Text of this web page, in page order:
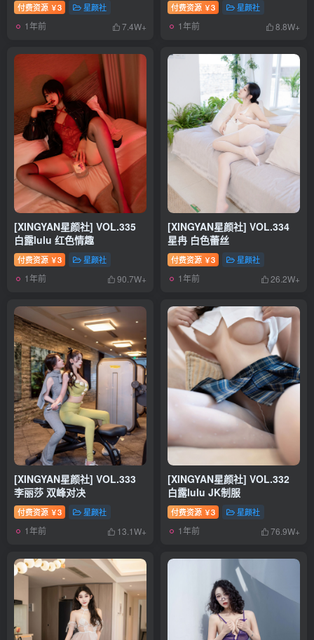
付费资源 ￥3 星颜社
1年前 7.4W+
付费资源 ￥3 星颜社
1年前 8.8W+
[XINGYAN星颜社] VOL.335
白露lulu 红色情趣
付费资源 ￥3 星颜社
1年前 90.7W+
[XINGYAN星颜社] VOL.334
星冉 白色蕾丝
付费资源 ￥3 星颜社
1年前 26.2W+
[XINGYAN星颜社] VOL.333
李丽莎 双峰对决
付费资源 ￥3 星颜社
1年前 13.1W+
[XINGYAN星颜社] VOL.332
白露lulu JK制服
付费资源 ￥3 星颜社
1年前 76.9W+